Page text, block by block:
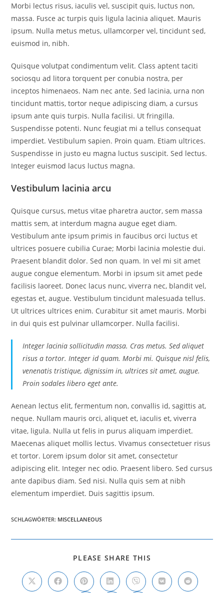
Morbi lectus risus, iaculis vel, suscipit quis, luctus non,
massa. Fusce ac turpis quis ligula lacinia aliquet. Mauris
ipsum. Nulla metus metus, ullamcorper vel, tincidunt sed,
euismod in, nibh.
Quisque volutpat condimentum velit. Class aptent taciti
sociosqu ad litora torquent per conubia nostra, per
inceptos himenaeos. Nam nec ante. Sed lacinia, urna non
tincidunt mattis, tortor neque adipiscing diam, a cursus
ipsum ante quis turpis. Nulla facilisi. Ut fringilla.
Suspendisse potenti. Nunc feugiat mi a tellus consequat
imperdiet. Vestibulum sapien. Proin quam. Etiam ultrices.
Suspendisse in justo eu magna luctus suscipit. Sed lectus.
Integer euismod lacus luctus magna.
Vestibulum lacinia arcu
Quisque cursus, metus vitae pharetra auctor, sem massa
mattis sem, at interdum magna augue eget diam.
Vestibulum ante ipsum primis in faucibus orci luctus et
ultrices posuere cubilia Curae; Morbi lacinia molestie dui.
Praesent blandit dolor. Sed non quam. In vel mi sit amet
augue congue elementum. Morbi in ipsum sit amet pede
facilisis laoreet. Donec lacus nunc, viverra nec, blandit vel,
egestas et, augue. Vestibulum tincidunt malesuada tellus.
Ut ultrices ultrices enim. Curabitur sit amet mauris. Morbi
in dui quis est pulvinar ullamcorper. Nulla facilisi.
Integer lacinia sollicitudin massa. Cras metus. Sed aliquet
risus a tortor. Integer id quam. Morbi mi. Quisque nisl felis,
venenatis tristique, dignissim in, ultrices sit amet, augue.
Proin sodales libero eget ante.
Aenean lectus elit, fermentum non, convallis id, sagittis at,
neque. Nullam mauris orci, aliquet et, iaculis et, viverra
vitae, ligula. Nulla ut felis in purus aliquam imperdiet.
Maecenas aliquet mollis lectus. Vivamus consectetuer risus
et tortor. Lorem ipsum dolor sit amet, consectetur
adipiscing elit. Integer nec odio. Praesent libero. Sed cursus
ante dapibus diam. Sed nisi. Nulla quis sem at nibh
elementum imperdiet. Duis sagittis ipsum.
SCHLAGWÖRTER: MISCELLANEOUS
PLEASE SHARE THIS
TEILEN
Öffnet
in
Öffnet
in
Öffnet
in
Öffnet
in
Öffnet
in
Öffnet
in
Öffnet
in